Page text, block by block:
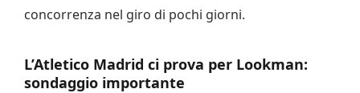
concorrenza nel giro di pochi giorni.
L’Atletico Madrid ci prova per Lookman:
sondaggio importante